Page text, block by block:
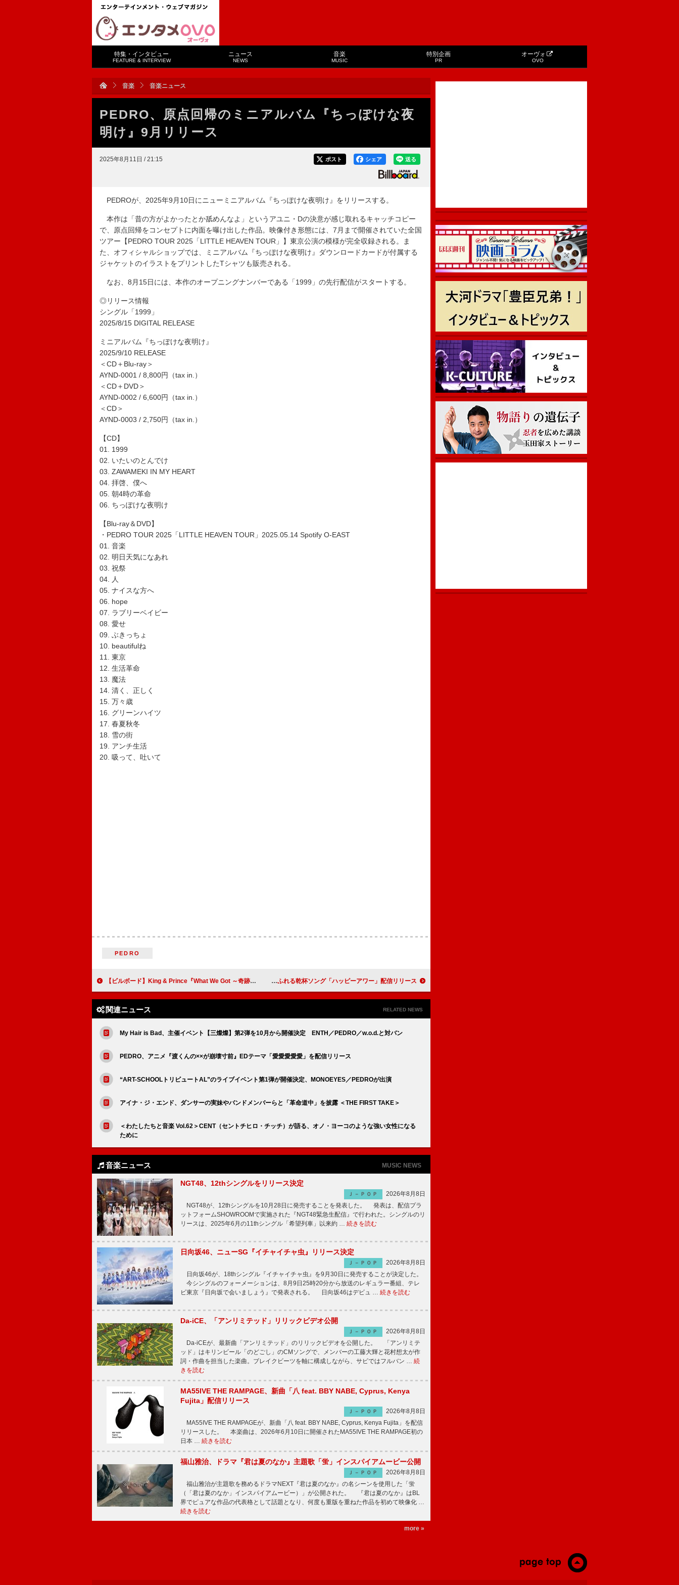
特集・インタビュー
FEATURE & INTERVIEW
ニュース
NEWS
音楽
MUSIC
特別企画
PR
オーヴォ
OVO
音楽 音楽ニュース
PEDRO、原点回帰のミニアルバム『ちっぽけな夜
明け』9月リリース
2025年8月11日 / 21:15 送る
シェア
ポスト
PEDROが、2025年9月10日にニューミニアルバム『ちっぽけな夜明け』をリリースする。
本作は「昔の方がよかったとか舐めんなよ」というアユニ・Dの決意が感じ取れるキャッチコピー
で、原点回帰をコンセプトに内面を曝け出した作品。映像付き形態には、7月まで開催されていた全国
ツアー【PEDRO TOUR 2025「LITTLE HEAVEN TOUR」】東京公演の模様が完全収録される。ま
た、オフィシャルショップでは、ミニアルバム『ちっぽけな夜明け』ダウンロードカードが付属する
ジャケットのイラストをプリントしたTシャツも販売される。
なお、8月15日には、本作のオープニングナンバーである「1999」の先行配信がスタートする。
◎リリース情報
シングル「1999」
2025/8/15 DIGITAL RELEASE
ミニアルバム『ちっぽけな夜明け』
2025/9/10 RELEASE
＜CD＋Blu-ray＞
AYND-0001 / 8,800円（tax in.）
＜CD＋DVD＞
AYND-0002 / 6,600円（tax in.）
＜CD＞
AYND-0003 / 2,750円（tax in.）
【CD】
01. 1999
02. いたいのとんでけ
03. ZAWAMEKI IN MY HEART
04. 拝啓、僕へ
05. 朝4時の革命
06. ちっぽけな夜明け
【Blu-ray＆DVD】
・PEDRO TOUR 2025「LITTLE HEAVEN TOUR」2025.05.14 Spotify O-EAST
01. 音楽
02. 明日天気になあれ
03. 祝祭
04. 人
05. ナイスな方へ
06. hope
07. ラブリーベイビー
08. 愛せ
09. ぶきっちょ
10. beautifulね
11. 東京
12. 生活革命
13. 魔法
14. 清く、正しく
15. 万々歳
16. グリーンハイツ
17. 春夏秋冬
18. 雪の街
19. アンチ生活
20. 吸って、吐いて
PEDRO
【ビルボード】King & Prince『What We Got ～奇跡はきみと～ / I Know』33.1万枚でシングル・セールス首位獲得 クボタカイ、多幸感あふれる乾杯ソング「ハッピーアワー」配信リリース
関連ニュース RELATED NEWS
My Hair is Bad、主催イベント【三燦燦】第2弾を10月から開催決定 ENTH／PEDRO／w.o.d.と対バン
PEDRO、アニメ『渡くんの××が崩壊寸前』EDテーマ「愛愛愛愛愛」を配信リリース
“ART-SCHOOLトリビュートAL”のライブイベント第1弾が開催決定、MONOEYES／PEDROが出演
アイナ・ジ・エンド、ダンサーの実妹やバンドメンバーらと「革命道中」を披露 ＜THE FIRST TAKE＞
＜わたしたちと音楽 Vol.62＞CENT（セントチヒロ・チッチ）が語る、オノ・ヨーコのような強い女性になる
ために
音楽ニュース MUSIC NEWS
NGT48、12thシングルをリリース決定
Ｊ－ＰＯＰ
2026年8月8日
NGT48が、12thシングルを10月28日に発売することを発表した。 発表は、配信プラ
ットフォームSHOWROOMで実施された『NGT48緊急生配信』で行われた。シングルのリ
リースは、2025年6月の11thシングル「希望列車」以来約 … 続きを読む
日向坂46、ニューSG『イチャイチャ虫』リリース決定
Ｊ－ＰＯＰ
2026年8月8日
日向坂46が、18thシングル『イチャイチャ虫』を9月30日に発売することが決定した。
今シングルのフォーメーションは、8月9日25時20分から放送のレギュラー番組、テレ
ビ東京『日向坂で会いましょう』で発表される。 日向坂46はデビュ … 続きを読む
Da-iCE、「アンリミテッド」リリックビデオ公開
Ｊ－ＰＯＰ
2026年8月8日
Da-iCEが、最新曲「アンリミテッド」のリリックビデオを公開した。 「アンリミテ
ッド」はキリンビール「のどごし」のCMソングで、メンバーの工藤大輝と花村想太が作
詞・作曲を担当した楽曲。ブレイクビーツを軸に構成しながら、サビではフルバン … 続
きを読む
MA55IVE THE RAMPAGE、新曲「八 feat. BBY NABE, Cyprus, Kenya
Fujita」配信リリース
Ｊ－ＰＯＰ
2026年8月8日
MA55IVE THE RAMPAGEが、新曲「八 feat. BBY NABE, Cyprus, Kenya Fujita」を配信
リリースした。 本楽曲は、2026年6月10日に開催されたMA55IVE THE RAMPAGE初の
日本 … 続きを読む
福山雅治、ドラマ『君は夏のなか』主題歌「蛍」インスパイアムービー公開
Ｊ－ＰＯＰ
2026年8月8日
福山雅治が主題歌を務めるドラマNEXT『君は夏のなか』の名シーンを使用した「蛍
（「君は夏のなか」インスパイアムービー）」が公開された。 『君は夏のなか』はBL
界でピュアな作品の代表格として話題となり、何度も重版を重ねた作品を初めて映像化 …
続きを読む
more »